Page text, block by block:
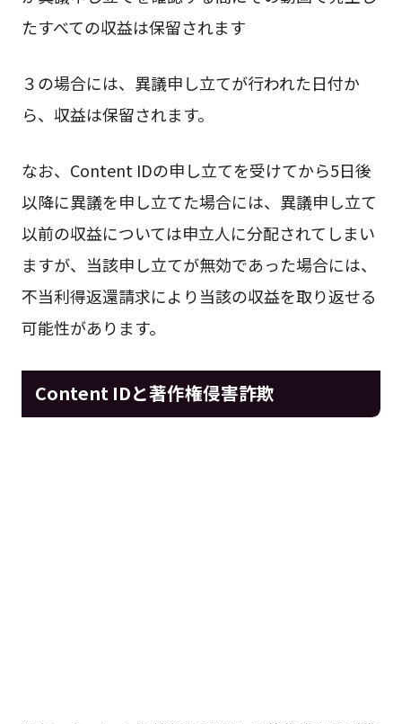
たすべての収益は保留されます
３の場合には、異議申し立てが行われた日付か
ら、収益は保留されます。
なお、Content IDの申し立てを受けてから5日後
以降に異議を申し立てた場合には、異議申し立て
以前の収益については申立人に分配されてしまい
ますが、当該申し立てが無効であった場合には、
不当利得返還請求により当該の収益を取り返せる
可能性があります。
Content IDと著作権侵害詐欺